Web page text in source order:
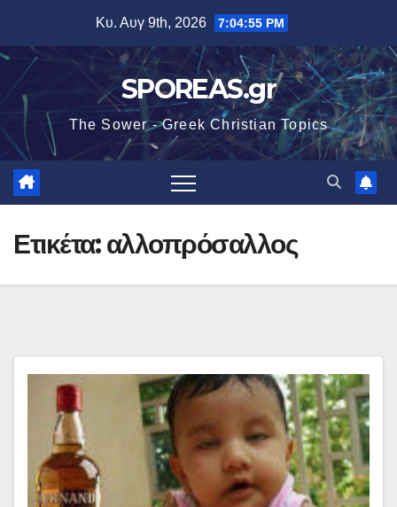
περιεχόμενο
Κυ. Αυγ 9th, 2026 7:04:56 PM
SPOREAS.gr
The Sower - Greek Christian Topics
Ετικέτα:αλλοπρόσαλλος